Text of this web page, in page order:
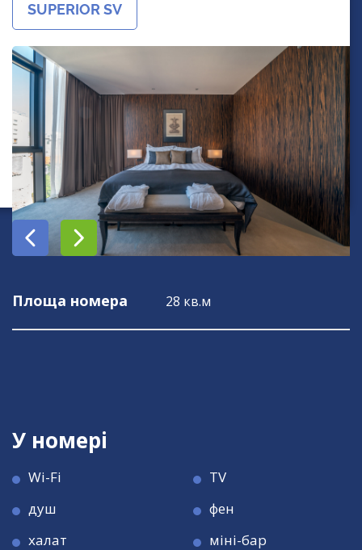
SUPERIOR SV
Площа номера 28 кв.м
У номері
Wi-Fi
душ
халат
TV
фен
міні-бар